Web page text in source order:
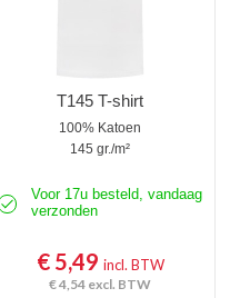
T145 T-shirt
100% Katoen
145 gr./m²
Voor 17u besteld, vandaag
verzonden
€ 5,49 incl. BTW
€ 4,54 excl. BTW